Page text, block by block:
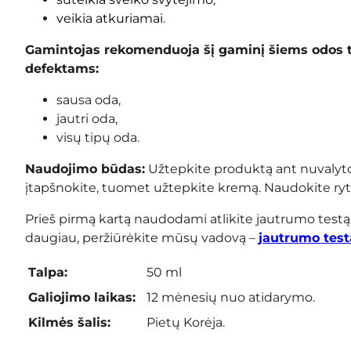
veikia atkuriamai.
Gamintojas rekomenduoja šį gaminį šiems
defektams:
sausa oda,
jautri oda,
visų tipų oda.
Naudojimo būdas: Užtepkite produktą ant
įtapšnokite, tuomet užtepkite kremą. Naudokite
Prieš pirmą kartą naudodami atlikite jautrumo
daugiau, peržiūrėkite mūsų vadovą – jautrumo
Talpa:
50 ml
Galiojimo laikas:
12 mėnesių nuo atidarymo.
Kilmės šalis:
Pietų Korėja.